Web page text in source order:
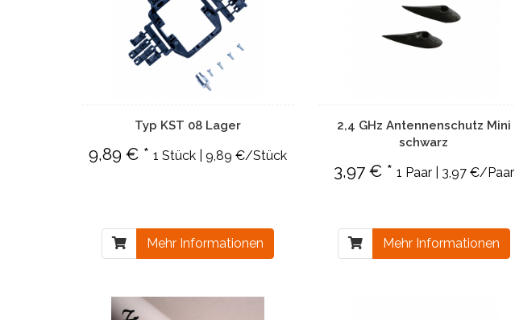
Typ KST 08 Lager
9,89 € *1 Stück | 9,89 €/Stück
Mehr Informationen
2,4 GHz Antennenschutz Mini
schwarz
3,97 € * 1 Paar | 3,97 €/Paar
Mehr Informationen